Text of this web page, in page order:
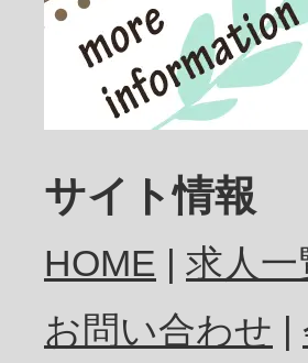
サイト情報
HOME 求人一
お問い合わせ